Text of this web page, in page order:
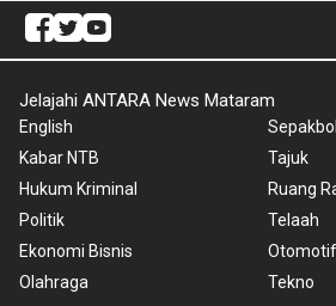
Jelajahi ANTARA News Mataram
English
Kabar NTB
Hukum Kriminal
Politik
Ekonomi Bisnis
Olahraga
Tajuk
Ruang
Telaah
Otomotif
Tekno